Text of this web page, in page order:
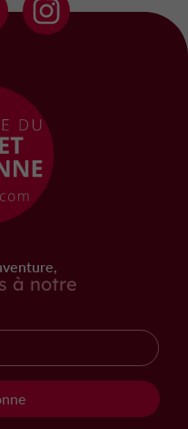
à notre